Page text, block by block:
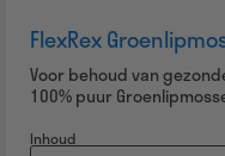
FlexRex
Voor behoud van
100% puur
Inhoud